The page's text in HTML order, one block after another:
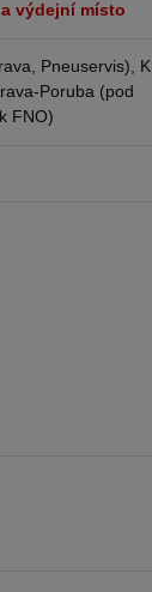
výdejní místo
Pneuservis), K
Poruba (pod
FNO)